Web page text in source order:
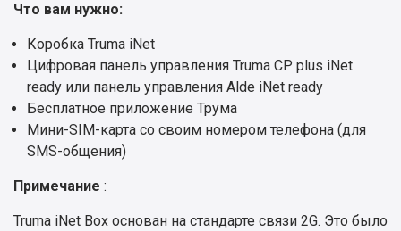
Что вам нужно:
Коробка Truma iNet
Цифровая панель управления Truma CP plus iNet
ready или панель управления Alde iNet ready
Бесплатное приложение Трума
Мини-SIM-карта со своим номером телефона (для
SMS-общения)
Примечание :
Truma iNet Box основан на стандарте связи 2G. Это было